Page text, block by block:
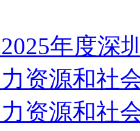
年度深
资源和社
资源和社